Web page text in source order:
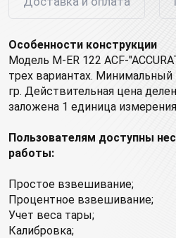
Особенности конструкции
Модель M-ER 122 АCF-
трех вариантах.
гр. Действительная цена
заложена 1 единица
Пользователям доступны
работы:
Простое взвешивание;
Процентное взвешивание;
Учет веса тары;
Калибровка;